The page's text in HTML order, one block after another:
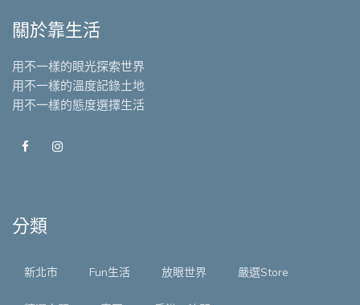
關於靠生活
用不一樣的眼光探索世界
用不一樣的溫度記錄土地
用不一樣的態度選擇生活
分類
新北市 Fun生活 放眼世界 嚴選Store